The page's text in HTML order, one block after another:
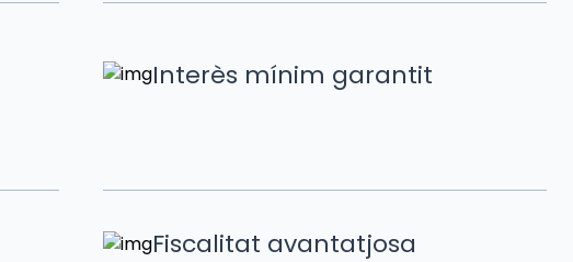
Interès mínim garantit
Fiscalitat avantatjosa